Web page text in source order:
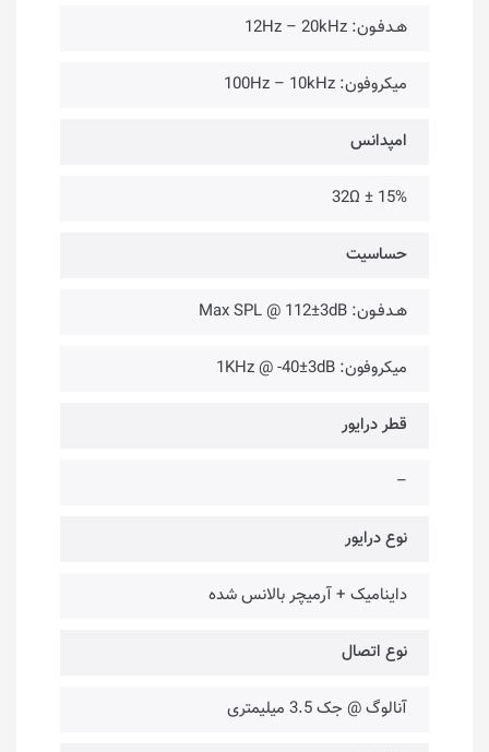
هـدفـون: 12Hz – 20kHz
میکروفون: 100Hz – 10kHz
امپدانس
32Ω ± 15%
حساسیت
هـدفـون: Max SPL @ 112±3dB
میکروفون: 1KHz @ -40±3dB
قطر درایور
–
نوع درایور
داینامیک + آرمیچر بالانس شده
نوع اتصال
آنالوگ @ جک 3.5 میلیمتری